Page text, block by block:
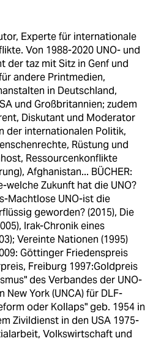
Experte für internationale
Von 1988-2020 UNO- und
der taz mit Sitz in Genf und
andere Printmedien,
in Deutschland,
und Großbritannien; zudem
Diskutant und Moderator
der internationalen Politik,
Rüstung und
Ressourcenkonflikte
Afghanistan... BÜCHER:
welche Zukunft hat die UNO?
Machtlose UNO-ist die
geworden? (2015), Die
Irak-Chronik eines
Vereinte Nationen (1995)
Göttinger Friedenspreis
Freiburg 1997:Goldpreis
des Verbandes der UNO-
York (UNCA) für DLF-
oder Kollaps" geb. 1954 in
Zivildienst in den USA 1975-
Volkswirtschaft und